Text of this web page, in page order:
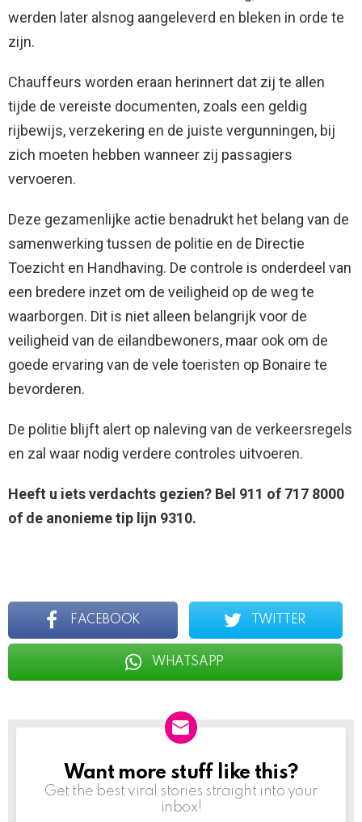
werden later alsnog aangeleverd en bleken in orde te
zijn.
Chauffeurs worden eraan herinnert dat zij te allen
tijde de vereiste documenten, zoals een geldig
rijbewijs, verzekering en de juiste vergunningen, bij
zich moeten hebben wanneer zij passagiers
vervoeren.
Deze gezamenlijke actie benadrukt het belang van de
samenwerking tussen de politie en de Directie
Toezicht en Handhaving. De controle is onderdeel van
een bredere inzet om de veiligheid op de weg te
waarborgen. Dit is niet alleen belangrijk voor de
veiligheid van de eilandbewoners, maar ook om de
goede ervaring van de vele toeristen op Bonaire te
bevorderen.
De politie blijft alert op naleving van de verkeersregels
en zal waar nodig verdere controles uitvoeren.
Heeft u iets verdachts gezien? Bel 911 of 717 8000
of de anonieme tip lijn 9310.
FACEBOOK TWITTER
WHATSAPP
NEWSLETTER
Want more stuff like this?
Get the best viral stories straight into your
inbox!